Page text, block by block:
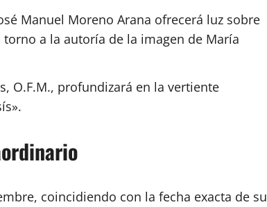
Manuel Moreno Arana ofrecerá luz sobre
a la autoría de la imagen de María
O.F.M., profundizará en la vertiente
coincidiendo con la fecha exacta de su